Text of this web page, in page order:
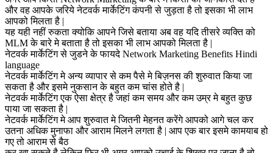
और वह आपके जरिये नेटवर्क मार्केटिंग कंपनी से जुड़ता है तो इसका भी लाभ
आपको मिलता है |
यह यही नहीं रुकता क्योकि आपने जिसे बताया अब वह यदि तीसरे व्यक्ति को
MLM के बारे मे बताता है तो इसका भी लाभ आपको मिलता है |
नेटवर्क मार्केटिंग से जुडने के फायदे Network Marketing Benefits Hindi
language
नेटवर्क मार्केटिंग मे अन्य व्यापार से कम पैसे मे बिज़नस की शुरुवात किया जा
सकता है और इसमे नुकसान के बहुत कम चांस होते है |
नेटवर्क मार्केटिंग एक ऐसा क्षेत्र है जहां कम समय और कम उम्र मे बहुत कुछ
पाया जा सकता है |
नेटवर्क मार्केटिंग मे आप शुरुवात मे जितनी मेहनत करेंगे आपको आगे चल कर
उतना अधिक मुनाफा और आराम मिलने लगता है | आप एक बार इसमे कामयाब हो
गए तो आराम से बैठ